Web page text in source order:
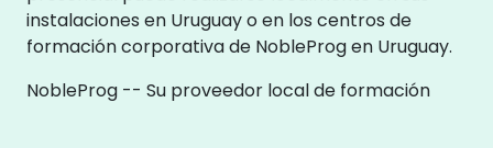
instalaciones en Uruguay o en los centros de
formación corporativa de NobleProg en Uruguay.
NobleProg -- Su proveedor local de formación